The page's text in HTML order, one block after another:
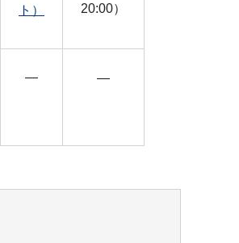
ト）
20:00）
― ―